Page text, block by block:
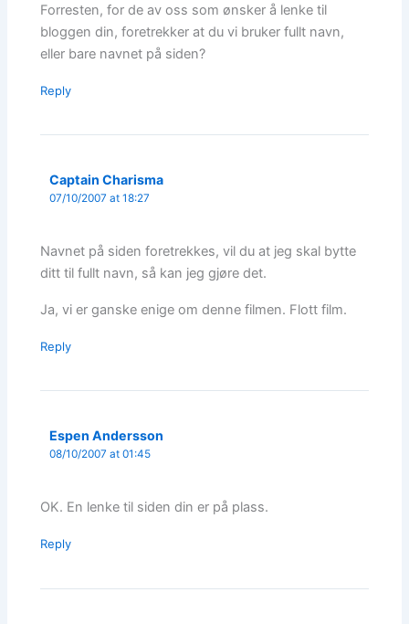
Forresten, for de av oss som ønsker å lenke til
bloggen din, foretrekker at du vi bruker fullt navn,
eller bare navnet på siden?
Reply
Captain Charisma
07/10/2007 at 18:27
Navnet på siden foretrekkes, vil du at jeg skal bytte
ditt til fullt navn, så kan jeg gjøre det.
Ja, vi er ganske enige om denne filmen. Flott film.
Reply
Espen Andersson
08/10/2007 at 01:45
OK. En lenke til siden din er på plass.
Reply